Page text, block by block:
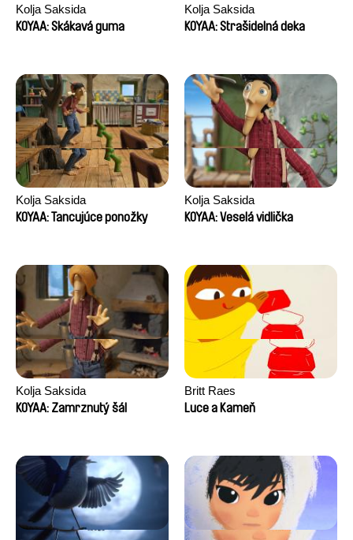
Kolja Saksida
KOYAA: Skákavá guma
Kolja Saksida
KOYAA: Strašidelná deka
Kolja Saksida
KOYAA: Tancujúce ponožky
Kolja Saksida
KOYAA: Veselá vidlička
Kolja Saksida
KOYAA: Zamrznutý šál
Britt Raes
Luce a Kameň